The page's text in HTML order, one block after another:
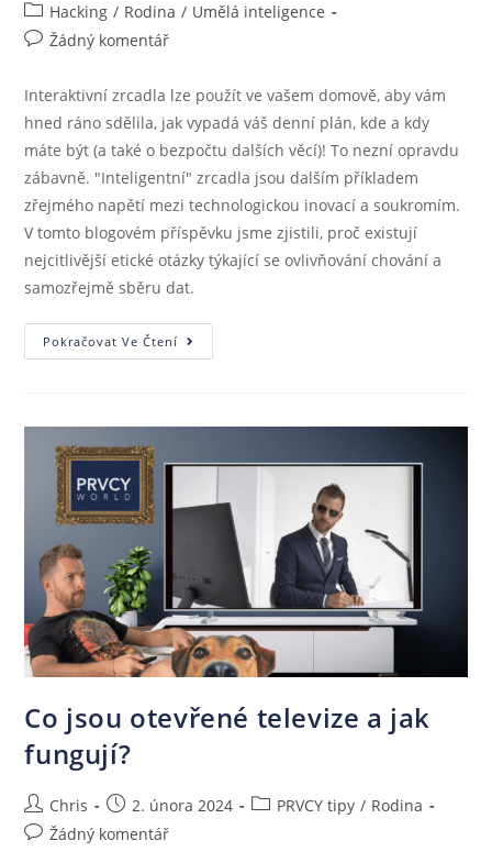
Hacking / Rodina / Umělá inteligence
Žádný komentář
Interaktivní zrcadla lze použít ve vašem domově, aby vám
hned ráno sdělila, jak vypadá váš denní plán, kde a kdy
máte být (a také o bezpočtu dalších věcí)! To nezní opravdu
zábavně. "Inteligentní" zrcadla jsou dalším příkladem
zřejmého napětí mezi technologickou inovací a soukromím.
V tomto blogovém příspěvku jsme zjistili, proč existují
nejcitlivější etické otázky týkající se ovlivňování chování a
samozřejmě sběru dat.
Pokračovat Ve Čtení
Co jsou otevřené televize a jak
fungují?
Chris 2. února 2024 PRVCY tipy / Rodina
Žádný komentář